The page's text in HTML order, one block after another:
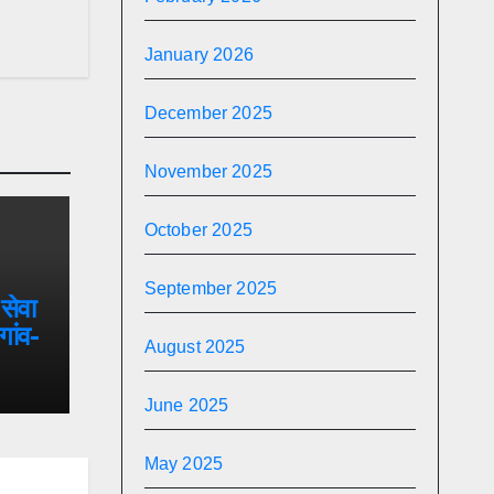
January 2026
December 2025
November 2025
October 2025
September 2025
August 2025
June 2025
May 2025